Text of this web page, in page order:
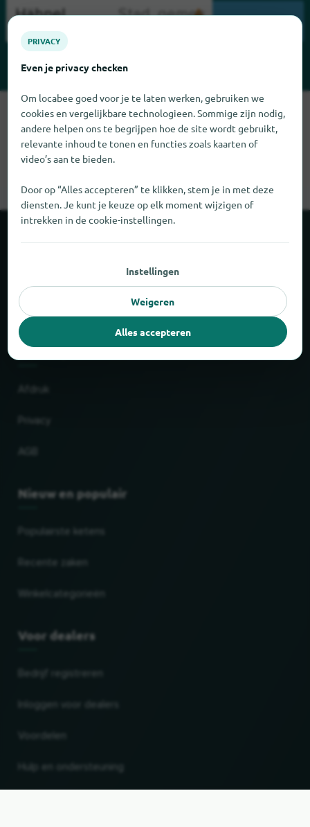
Sorry, we kunnen Hähnel op dit moment niet vinden. Als u
weet waar Hähnel te vinden is, zouden we het erg op prijs
stellen als u ons dat laat weten.
Over locabee
Partner
Wettelijk
Nieuw en populair
Populairste ketens
Voor dealers
PRIVACY
Even je privacy checken
Om locabee goed voor je te laten werken, gebruiken we
cookies en vergelijkbare technologieen. Sommige zijn nodig,
andere helpen ons te begrijpen hoe de site wordt gebruikt,
relevante inhoud te tonen en functies zoals kaarten of
video’s aan te bieden.
Door op “Alles accepteren” te klikken, stem je in met deze
diensten. Je kunt je keuze op elk moment wijzigen of
intrekken in de cookie-instellingen.
Instellingen
Weigeren
Alles accepteren